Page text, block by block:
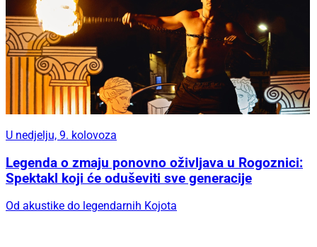
U nedjelju, 9. kolovoza
Legenda o zmaju ponovno oživljava u Rogoznici:
Spektakl koji će oduševiti sve generacije
Od akustike do legendarnih Kojota